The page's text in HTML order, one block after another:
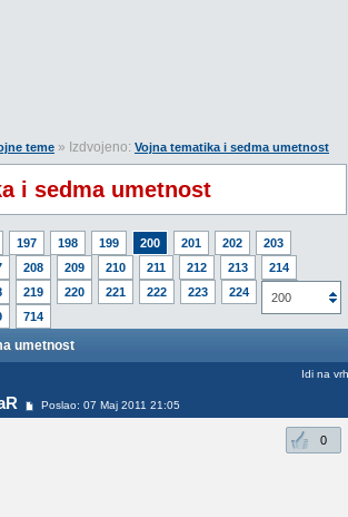
teme » Izdvojeno: Vojna tematika i sedma umetnost
i sedma umetnost
197 198 199 200 201 202
203
208 209 210 211 212 213
214
219 220 221 222 223 224
225
714
200
umetnost
Poslao: 07 Maj 2011 21:05
Idi na vrh
0